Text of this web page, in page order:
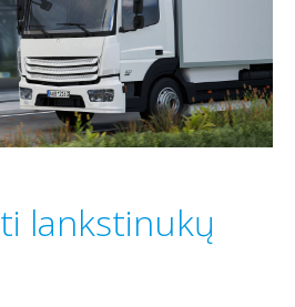
lankstinukų